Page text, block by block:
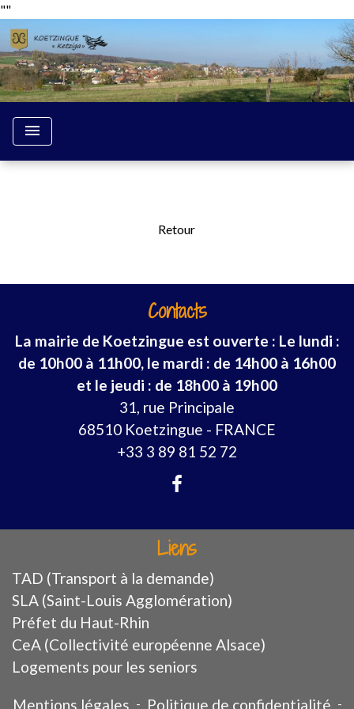
""
menu
Retour
Contacts
La mairie de Koetzingue est ouverte : Le lundi :
de 10h00 à 11h00, le mardi : de 14h00 à 16h00
et le jeudi : de 18h00 à 19h00
31, rue Principale
68510 Koetzingue - FRANCE
+33 3 89 81 52 72
Liens
TAD (Transport à la demande)
SLA (Saint-Louis Agglomération)
Préfet du Haut-Rhin
CeA (Collectivité européenne Alsace)
Logements pour les seniors
Mentions légales - Politique de confidentialité -